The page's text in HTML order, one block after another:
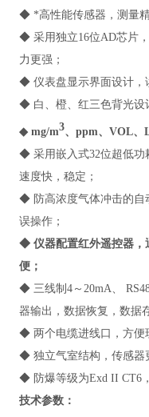
◆ *高性能传感器，测量
◆ 采用独立16位AD芯片
力更强；
◆ 仪表盘显示界面设计，
◆ 白、橙、红三色背光设
◆ mg/m3、ppm、VOL、
◆ 采用嵌入式32位超低功
速度快，稳定；
◆ 防高浓度气体冲击的自
误操作；
◆ 仪器配置红外遥控器，
便；
◆ 三线制4～20mA、
器输出，数据恢复，数据
◆ 两个电缆进线口，方便
◆ 独立气室结构，传感器
◆ 防爆等级为Exd II CT6
技术参数：